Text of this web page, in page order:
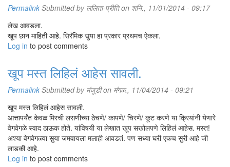
Permalink Submitted by ललिता-प्रीतिon शनि., 11/01/2014 - 09:17
लेख आवडला.
खूप छान माहिती आहे. सिरॅमिक सुर्‍या हा प्रकार प्रथमच ऐकला.
Log in to post comments
खूप मस्त लिहिलं आहेस सावली.
Permalink Submitted by मंजूडीon मंगळ., 11/04/2014 - 09:21
खूप मस्त लिहिलं आहेस सावली.
आत्तापर्यंत केवळ मिरची लसणीच्या ठेचणे/ कापणे/ चिरणे/ कूट करणे या क्रियांनी येणारे
वेगवेगळे स्वाद ठाऊक होते. यांविषयी या लेखात खूप सखोलपणे लिहिलं आहेस. मस्त!
अश्या वेगवेगळ्या सुर्‍या जमवायला मलाही आवडतं. पण सध्या घरी एकच सुरी आहे जी
लाडकी आहे.
Log in to post comments